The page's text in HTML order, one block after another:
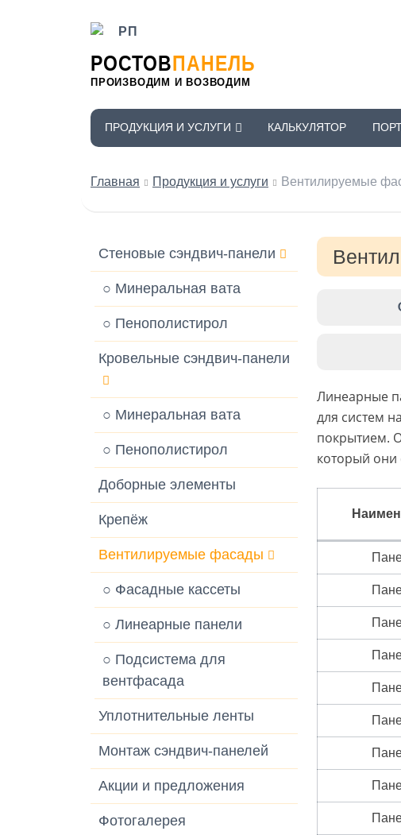
РОСТОВПАНЕЛЬ
ПРОИЗВОДИМ И ВОЗВОДИМ
ПРОДУКЦИЯ И УСЛУГИ КАЛЬКУЛЯТОР
Главная Продукция и услуги Вентилируемые
Стеновые сэндвич-панели
○ Минеральная вата
○ Пенополистирол
Кровельные сэндвич-панели
○ Минеральная вата
○ Пенополистирол
Доборные элементы
Крепёж
Вентилируемые фасады
○ Фасадные кассеты
○ Линеарные панели
○ Подсистема для
вентфасада
Уплотнительные ленты
Монтаж сэндвич-панелей
Акции и предложения
Фотогалерея
Линеарные
для систем
покрытием.
который они